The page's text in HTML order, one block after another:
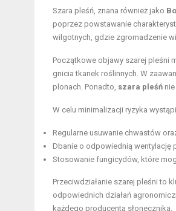
Szara pleśń, znana również jako
poprzez powstawanie
wilgotnych, gdzie zgromadzenie
Początkowe objawy szarej pleśni
gnicia tkanek roślinnych. W
plonach. Ponadto, szara pleśń
W celu minimalizacji ryzyka
Regularne usuwanie chwastów
Dbanie o odpowiednią wentylację
Stosowanie fungicydów, które
Przeciwdziałanie szarej pleśni to
odpowiednich działań
każdego producenta słonecznika.